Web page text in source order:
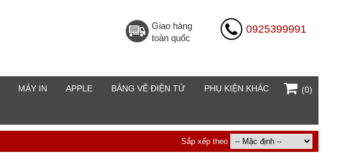
0925399991
Giao hàng
toàn quốc
MÁY IN APPLE BẢNG VẼ ĐIỆN TỬ PHỤ KIỆN KHÁC (0)
Sắp xếp theo